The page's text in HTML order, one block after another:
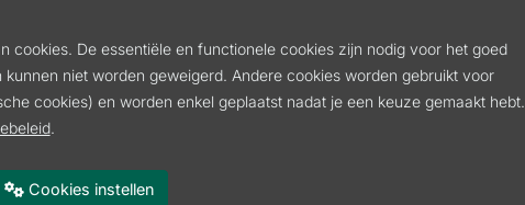
cookies. De essentiële en functionele cookies zijn nodig voor het goed
niet worden geweigerd. Andere cookies worden gebruikt voor
cookies) en worden enkel geplaatst nadat je een keuze gemaakt hebt.
.
Cookies instellen